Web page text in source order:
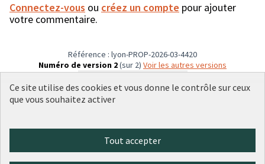
Connectez-vous ou créez un compte pour ajouter
votre commentaire.
Référence : lyon-PROP-2026-03-4420
Numéro de version 2(sur 2)
voir les autres versions
Vérifiez l'empreinte numérique
Plateforme de participation citoyenne de la Ville de Lyon sur X
(Lien externe)
Plateforme de participation citoyenne de la Ville de Lyon sur
(Lien externe)
Plateforme de participation citoyenne de la Ville de Lyon sur
(Lien externe)
Plateforme de participation citoyenne de la Ville de
(Lien externe)
Plateforme de participation citoyenne de la Ville
(Lien externe)
Ce site utilise des cookies et vous donne le contrôle sur ceux
que vous souhaitez activer
Tout accepter